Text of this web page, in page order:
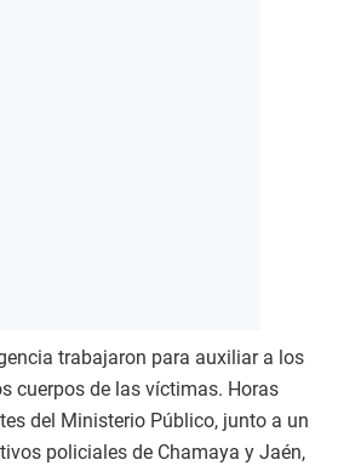
trabajaron para auxiliar a los
cuerpos de las víctimas. Horas
del Ministerio Público, junto a un
policiales de Chamaya y Jaén,